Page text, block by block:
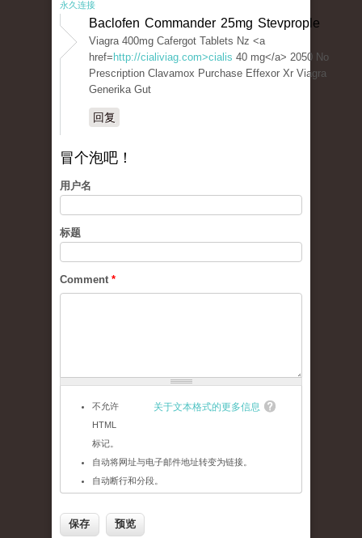
永久连接
Baclofen Commander 25mg Stevprople
Viagra 400mg Cafergot Tablets Nz <a
href= http://cialiviag.com>cialis 40 mg</a> 2050 No
Prescription Clavamox Purchase Effexor Xr Viagra
Generika Gut
回复
冒个泡吧！
用户名
标题
Comment *
关于文本格式的更多信息
不允许
HTML
标记。
自动将网址与电子邮件地址转变为链接。
自动断行和分段。